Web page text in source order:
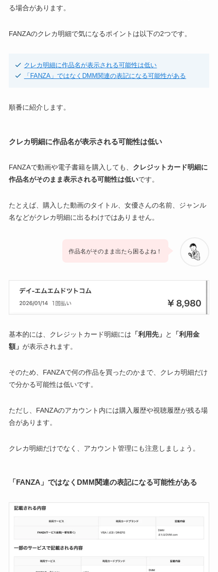
る場合があります。
FANZAのクレカ明細で気になるポイントは以下の2つです。
クレカ明細に作品名が表示される可能性は低い
「FANZA」ではなくDMM関連の表記になる可能性がある
順番に紹介します。
クレカ明細に作品名が表示される可能性は低い
FANZAで動画や電子書籍を購入しても、 クレジットカード明細に
作品名がそのまま表示される可能性は低いです。
たとえば、購入した動画のタイトル、女優さんの名前、ジャンル
名などがクレカ明細に出るわけではありません。
作品名がそのまま出たら困るよね！
基本的には、クレジットカード明細には 「利用先」 と
「利用金
額」 が表示されます。
そのため、FANZAで何の作品を買ったのかまで、クレカ明細だけ
で分かる可能性は低いです。
ただし、FANZAのアカウント内には購入履歴や視聴履歴が残る場
合があります。
クレカ明細だけでなく、アカウント管理にも注意しましょう。
「FANZA」ではなくDMM関連の表記になる可能性がある